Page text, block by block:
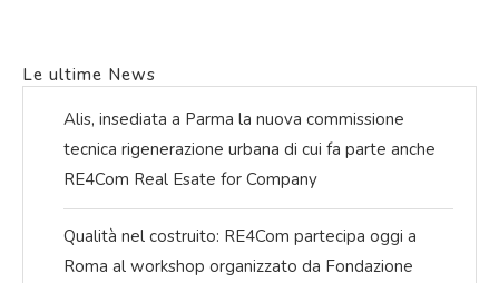
Le ultime News
Alis, insediata a Parma la nuova commissione
tecnica rigenerazione urbana di cui fa parte anche
RE4Com Real Esate for Company
Qualità nel costruito: RE4Com partecipa oggi a
Roma al workshop organizzato da Fondazione